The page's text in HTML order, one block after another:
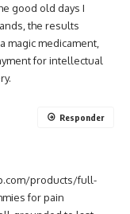
good old days I
the results
magic medicament,
for intellectual
products/full-
for pain
Responder